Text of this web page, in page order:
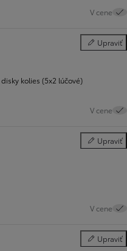
V cene
Upraviť
Disky
kolies (5x2 lúčové)
V cene
Upraviť
Čalúnenie
V cene
Upraviť
Pakety &